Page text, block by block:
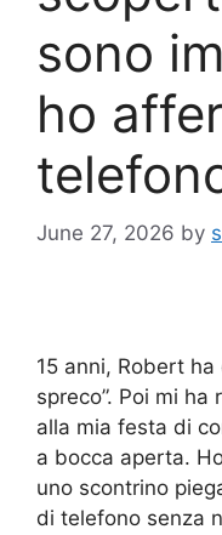
sono
ho
June 27, 2026 by
15 anni, Robert
spreco”. Poi mi
alla mia festa di
a bocca aperta.
uno scontrino
di telefono senza